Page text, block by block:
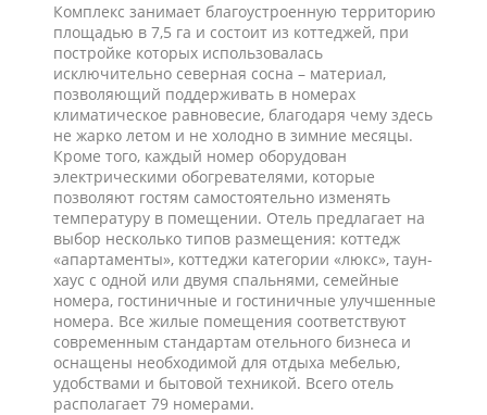
Комплекс занимает благоустроенную территорию
площадью в 7,5 га и состоит из коттеджей, при
постройке которых использовалась
исключительно северная сосна – материал,
позволяющий поддерживать в номерах
климатическое равновесие, благодаря чему здесь
не жарко летом и не холодно в зимние месяцы.
Кроме того, каждый номер оборудован
электрическими обогревателями, которые
позволяют гостям самостоятельно изменять
температуру в помещении. Отель предлагает на
выбор несколько типов размещения: коттедж
«апартаменты», коттеджи категории «люкс», таун-
хаус с одной или двумя спальнями, семейные
номера, гостиничные и гостиничные улучшенные
номера. Все жилые помещения соответствуют
современным стандартам отельного бизнеса и
оснащены необходимой для отдыха мебелью,
удобствами и бытовой техникой. Всего отель
располагает 79 номерами.